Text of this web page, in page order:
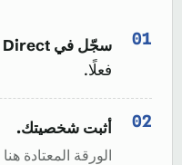
سجّل في FxPro Direct
فعلًا.
أثبت شخصيتك.
الورقة المعتادة